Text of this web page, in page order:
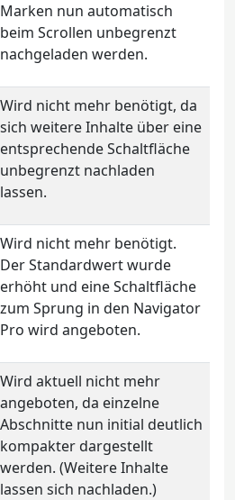
Marken nun automatisch
beim Scrollen unbegrenzt
nachgeladen werden.
Wird nicht mehr benötigt, da
sich weitere Inhalte über eine
entsprechende Schaltfläche
unbegrenzt nachladen
lassen.
Wird nicht mehr benötigt.
Der Standardwert wurde
erhöht und eine Schaltfläche
zum Sprung in den Navigator
Pro wird angeboten.
Wird aktuell nicht mehr
angeboten, da einzelne
Abschnitte nun initial deutlich
kompakter dargestellt
werden. (Weitere Inhalte
lassen sich nachladen.)